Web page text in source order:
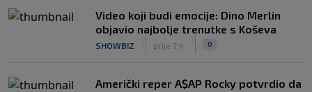
Video koji budi emocije: Dino Merlin
objavio najbolje trenutke s Koševa
SHOWBIZ prije 7 h 0
Američki reper A$AP Rocky potvrdio da